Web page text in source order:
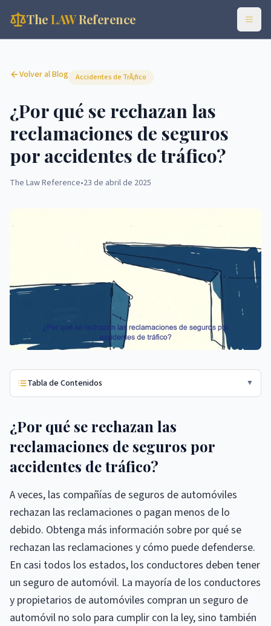
TheLAWReference
Volver al Blog Accidentes de TrÃ¡fico
¿Por qué se rechazan las
reclamaciones de seguros
por accidentes de tráfico?
The Law Reference•23 de abril de 2025
Tabla de Contenidos ▼
¿Por qué se rechazan las
reclamaciones de seguros por
accidentes de tráfico?
A veces, las compañías de seguros de automóviles
rechazan las reclamaciones o pagan menos de lo
debido. Obtenga más información sobre por qué se
rechazan las reclamaciones y cómo puede defenderse.
En casi todos los estados, los conductores deben tener
un seguro de automóvil. La mayoría de los conductores
y propietarios de automóviles compran un seguro de
automóvil no solo para cumplir con la ley, sino también